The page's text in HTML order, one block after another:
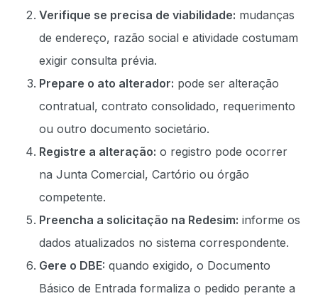
Verifique se precisa de viabilidade: mudanças
de endereço, razão social e atividade costumam
exigir consulta prévia.
Prepare o ato alterador: pode ser alteração
contratual, contrato consolidado, requerimento
ou outro documento societário.
Registre a alteração: o registro pode ocorrer
na Junta Comercial, Cartório ou órgão
competente.
Preencha a solicitação na Redesim: informe os
dados atualizados no sistema correspondente.
Gere o DBE: quando exigido, o Documento
Básico de Entrada formaliza o pedido perante a